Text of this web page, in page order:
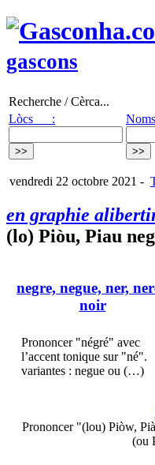
gascons
Recherche / Cèrca...
Lòcs :
vendredi 22 octobre 2021 -
en graphie
(lo) Piòu, Piau
negre, negue, ner,
noir
Prononcer "négré" avec
l’accent tonique sur "né".
variantes : negue ou (…)
Prononcer "(lou) Piòw,
(ou